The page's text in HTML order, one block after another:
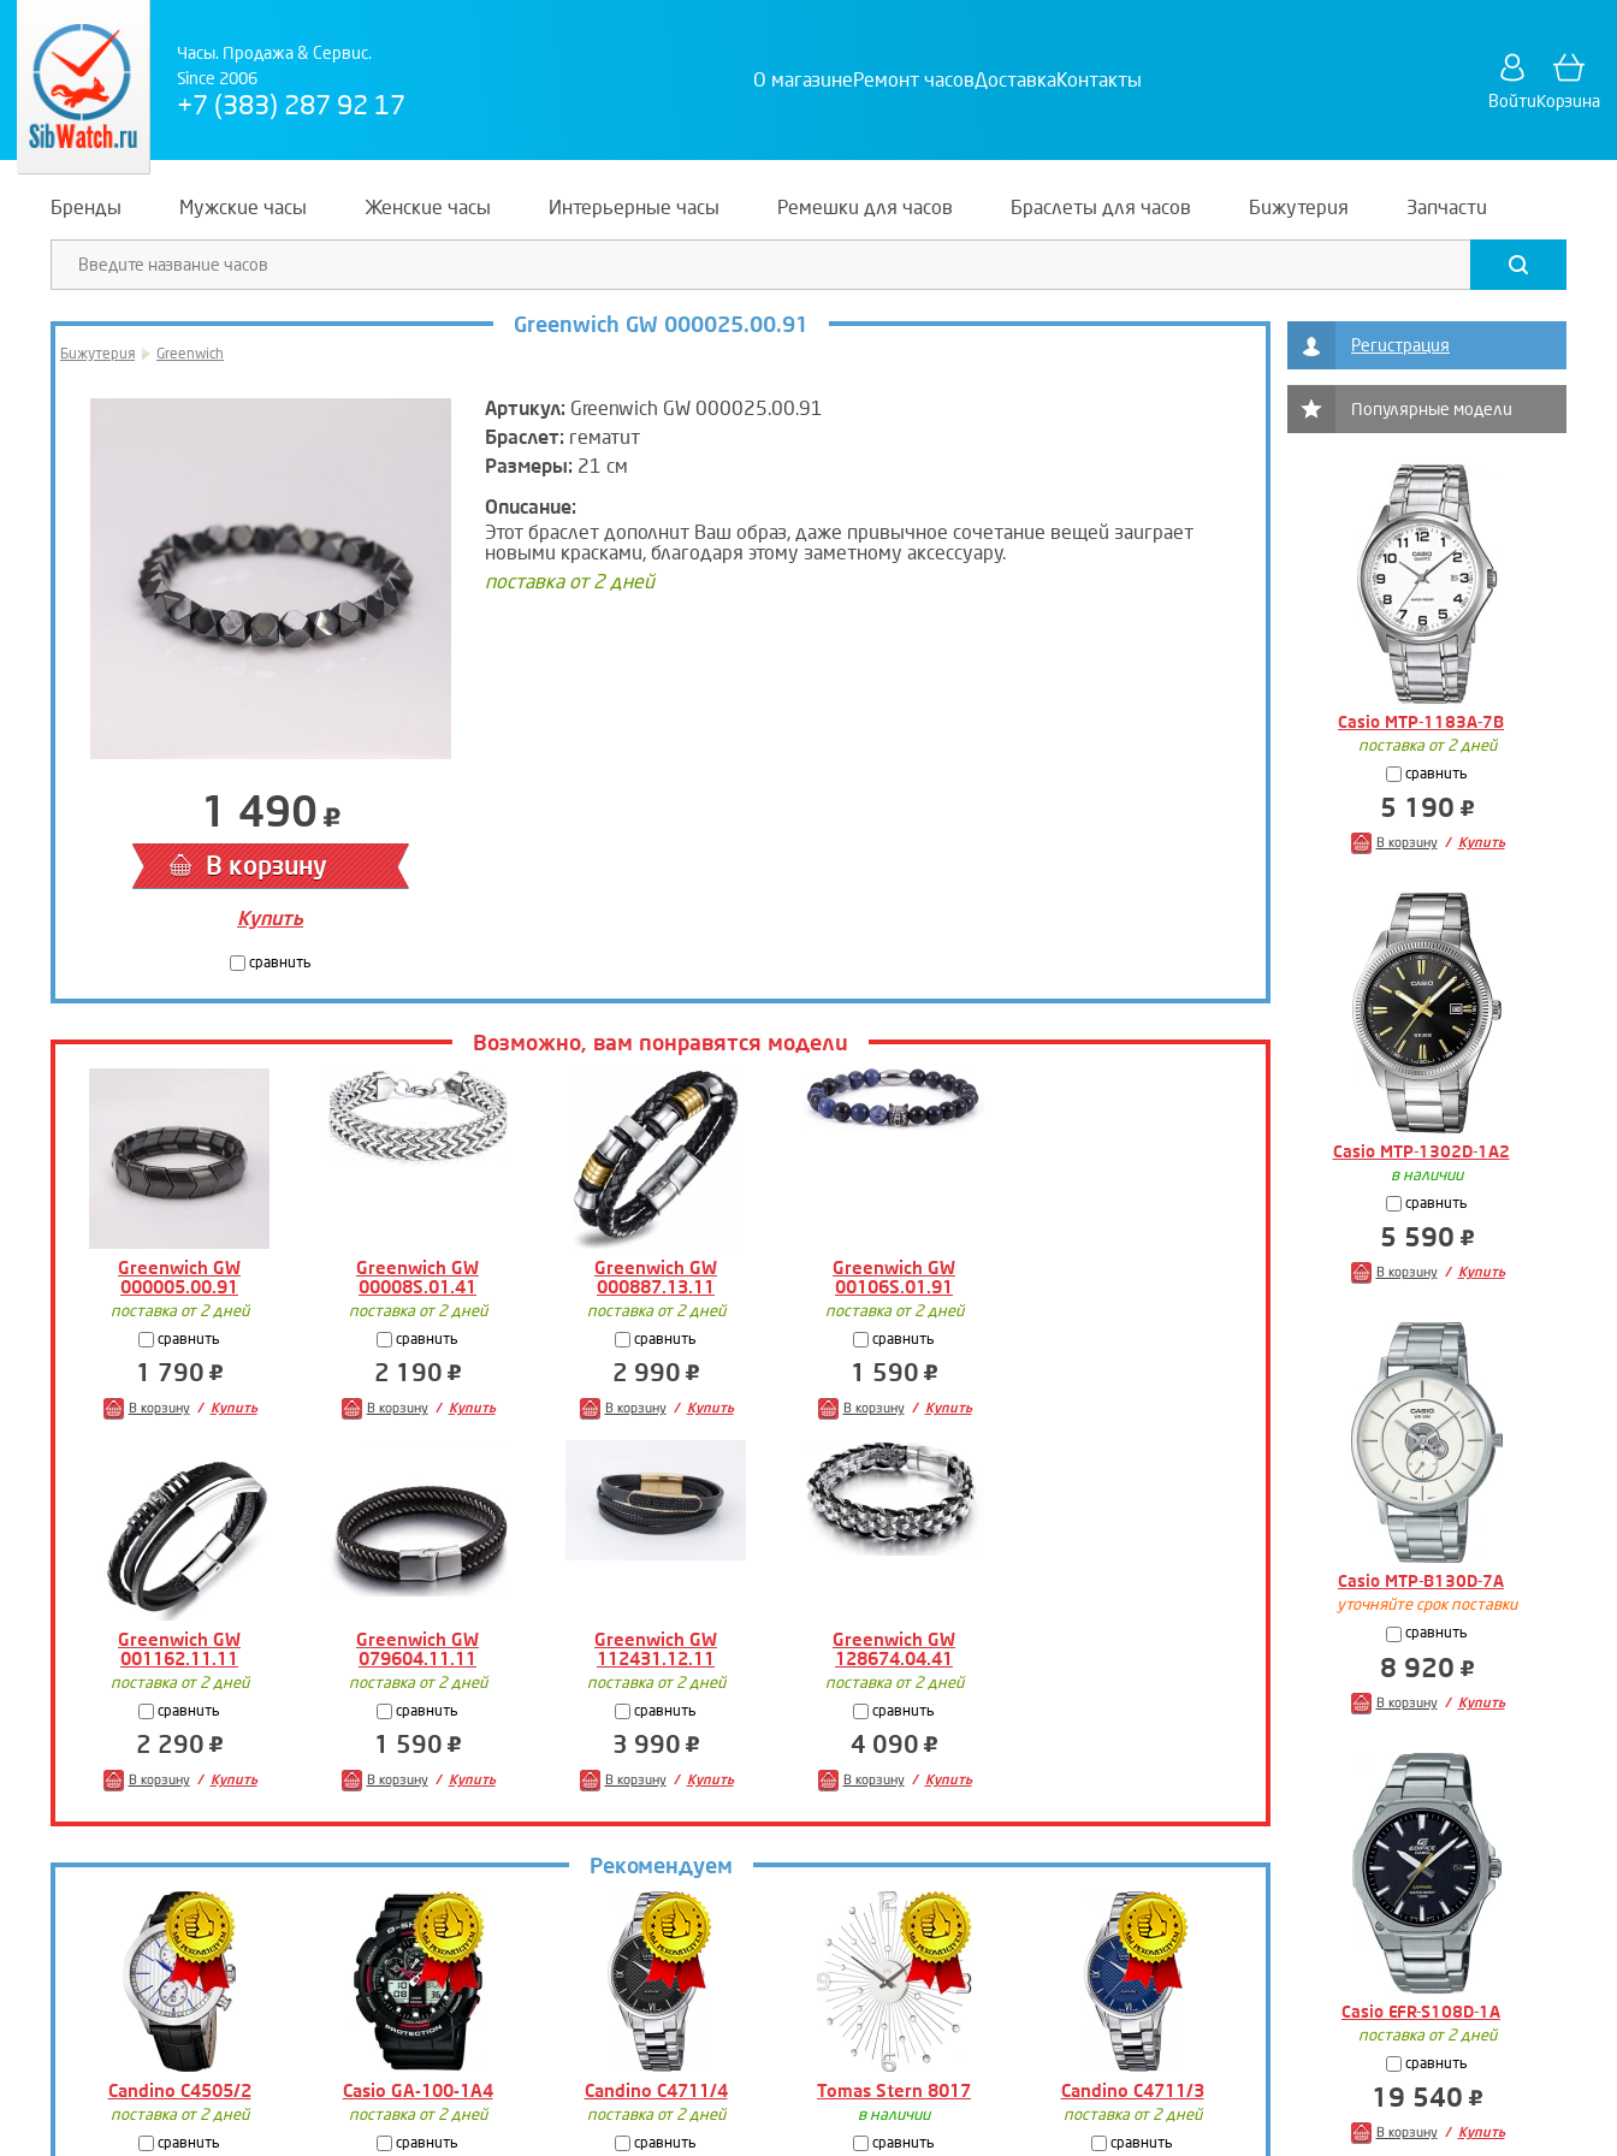
Часы. Продажа & Сервис.
Since 2006
+7 (383) 287 92 17
О магазинеРемонт часовДоставкаКонтакты
ВойтиКорзина
Бренды Мужские часы Женские часы Интерьерные часы Ремешки для часов Браслеты для часов Бижутерия Запчасти
Greenwich GW 000025.00.91
Бижутерия Greenwich
1 490
В корзину
Купить
сравнить
Артикул: Greenwich GW 000025.00.91
Браслет: гематит
Размеры: 21 см
Описание:
Этот браслет дополнит Ваш образ, даже привычное сочетание вещей заиграет
новыми красками, благодаря этому заметному аксессуару.
поставка от 2 дней
Возможно, вам понравятся модели
Greenwich GW
000005.00.91
Greenwich GW
00008S.01.41
Greenwich GW
000887.13.11
Greenwich GW
00106S.01.91
поставка от 2 дней
сравнить
1 790
В корзину Купить
поставка от 2 дней
сравнить
2 190
В корзину Купить
поставка от 2 дней
сравнить
2 990
В корзину Купить
поставка от 2 дней
сравнить
1 590
В корзину Купить
Greenwich GW
001162.11.11
Greenwich GW
079604.11.11
Greenwich GW
112431.12.11
Greenwich GW
128674.04.41
поставка от 2 дней
сравнить
2 290
В корзину Купить
поставка от 2 дней
сравнить
1 590
В корзину Купить
поставка от 2 дней
сравнить
3 990
В корзину Купить
поставка от 2 дней
сравнить
4 090
В корзину Купить
Рекомендуем
Candino C4505/2 Casio GA-100-1A4 Candino C4711/4 Tomas Stern 8017 Candino C4711/3
поставка от 2 дней
сравнить
поставка от 2 дней
сравнить
поставка от 2 дней
сравнить
в наличии
сравнить
поставка от 2 дней
сравнить
Регистрация
Популярные модели
Casio MTP-1183A-7B
поставка от 2 дней
сравнить
5 190
В корзину Купить
Casio MTP-1302D-1A2
в наличии
сравнить
5 590
В корзину Купить
Casio MTP-B130D-7A
уточняйте срок поставки
сравнить
8 920
В корзину Купить
Casio EFR-S108D-1A
поставка от 2 дней
сравнить
19 540
В корзину Купить